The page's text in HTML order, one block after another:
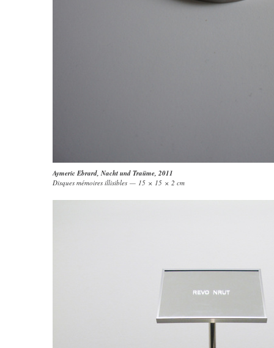
Aymeric Ebrard, Nacht und Traüme, 2011
Disques mémoires illisibles — 15 × 15 × 2 cm